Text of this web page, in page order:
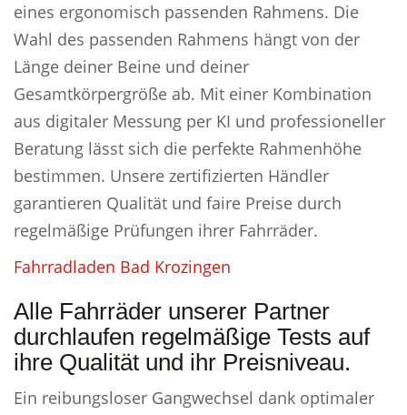
eines ergonomisch passenden Rahmens. Die
Wahl des passenden Rahmens hängt von der
Länge deiner Beine und deiner
Gesamtkörpergröße ab. Mit einer Kombination
aus digitaler Messung per KI und professioneller
Beratung lässt sich die perfekte Rahmenhöhe
bestimmen. Unsere zertifizierten Händler
garantieren Qualität und faire Preise durch
regelmäßige Prüfungen ihrer Fahrräder.
Fahrradladen Bad Krozingen
Alle Fahrräder unserer Partner
durchlaufen regelmäßige Tests auf
ihre Qualität und ihr Preisniveau.
Ein reibungsloser Gangwechsel dank optimaler